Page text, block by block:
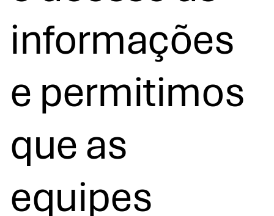
informações
e permitimos
que as
equipes